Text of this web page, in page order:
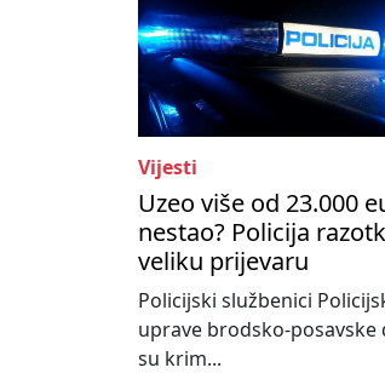
Vijesti
Uzeo više od 23.000
nestao? Policija
veliku prijevaru
Policijski službenici
uprave brodsko-posavske
su krim...